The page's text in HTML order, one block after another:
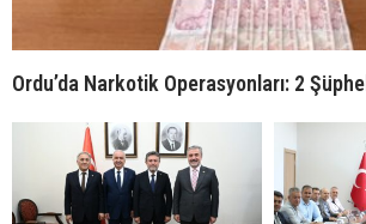
Ordu’da Narkotik Operasyonları: 2